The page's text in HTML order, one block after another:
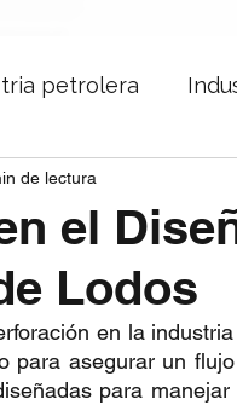
petrolera
el
Lodos
de lectura
en la
para asegurar un
para